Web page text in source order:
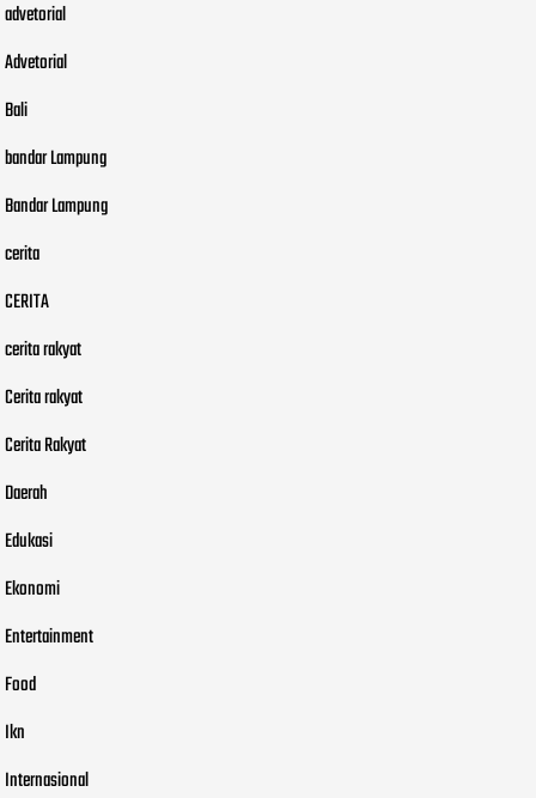
advetorial
Advetorial
Bali
bandar Lampung
Bandar Lampung
cerita
CERITA
cerita rakyat
Cerita rakyat
Cerita Rakyat
Daerah
Edukasi
Ekonomi
Entertainment
Food
Ikn
Internasional